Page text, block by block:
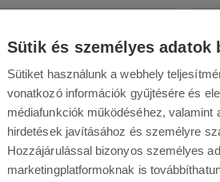
Sütik és személyes adatok
Sütiket használunk a webhely
vonatkozó információk gyűjtésére és
médiafunkciók működéséhez, valamint
hirdetések javításához és személyre
Hozzájárulással bizonyos személyes
marketingplatformoknak is